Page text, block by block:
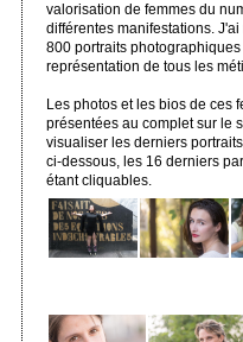
valorisation de femmes du
différentes manifestations.
800 portraits
représentation de tous les
Les photos et les bios de ces
présentées au complet sur le
visualiser les derniers
ci-dessous, les 16 derniers
étant cliquables.